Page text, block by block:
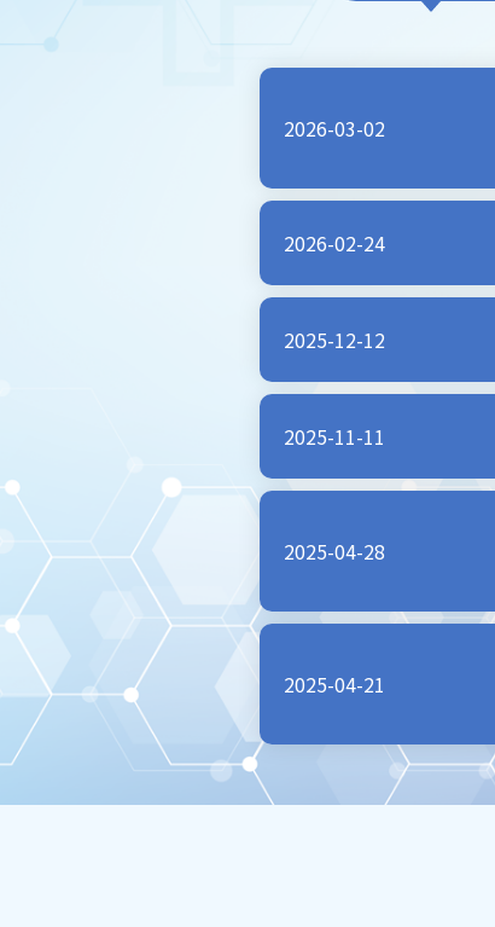
2026-03-02
2026-02-24
2025-12-12
2025-11-11
2025-04-28
2025-04-21